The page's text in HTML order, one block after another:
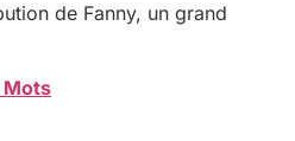
de Fanny, un grand
Mots